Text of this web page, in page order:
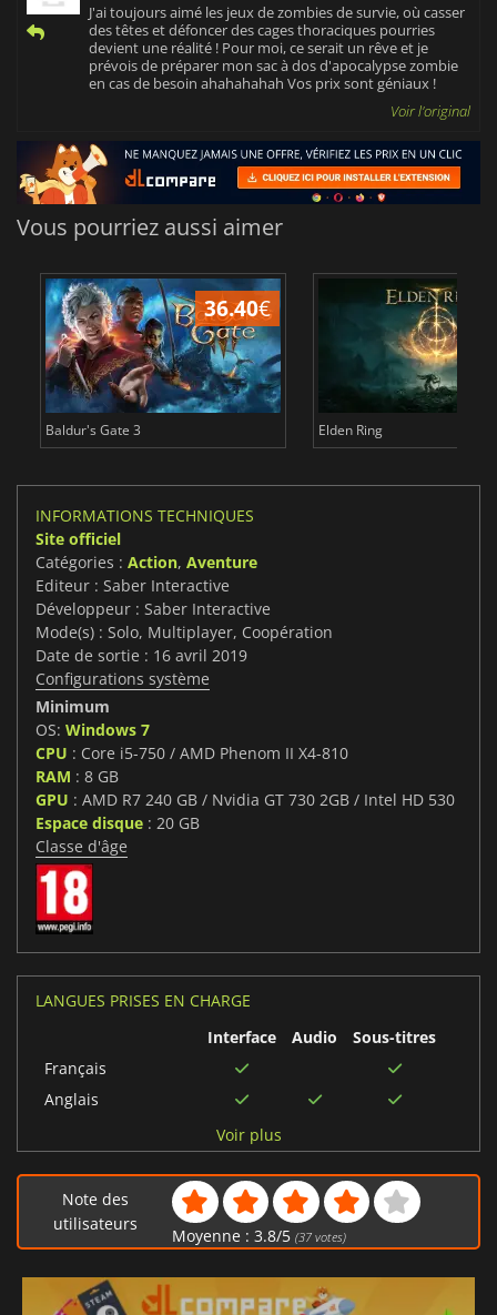
J'ai toujours aimé les jeux de zombies de survie, où casser
des têtes et défoncer des cages thoraciques pourries
devient une réalité ! Pour moi, ce serait un rêve et je
prévois de préparer mon sac à dos d'apocalypse zombie
en cas de besoin ahahahahah Vos prix sont géniaux !
Voir l'original
Vous pourriez aussi aimer
36.40€
Baldur's Gate 3 Elden Ring
INFORMATIONS TECHNIQUES
Site officiel
Catégories : Action, Aventure
Editeur : Saber Interactive
Développeur : Saber Interactive
Mode(s) : Solo, Multiplayer, Coopération
Date de sortie : 16 avril 2019
Configurations système
Minimum
OS: Windows 7
CPU : Core i5-750 / AMD Phenom II X4-810
RAM : 8 GB
GPU : AMD R7 240 GB / Nvidia GT 730 2GB / Intel HD 530
Espace disque : 20 GB
Classe d'âge
LANGUES PRISES EN CHARGE
Interface
Audio
Sous-titres
Français
Anglais
Allemand
Italien
Coréen
Polonais
Voir plus
Note des
utilisateurs
Moyenne : 3.8/5 (37votes)